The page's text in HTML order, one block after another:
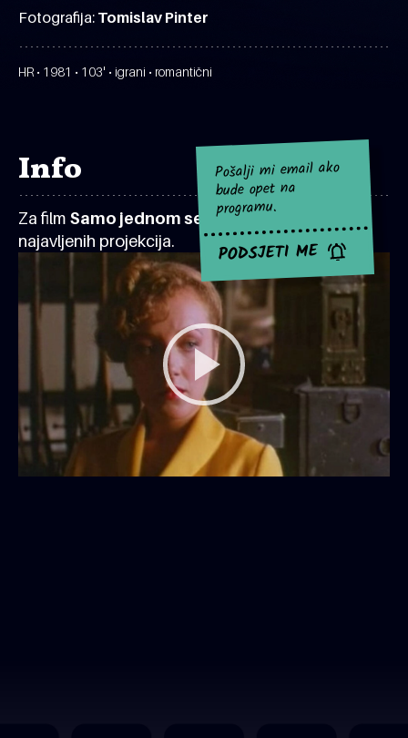
Fotografija: Tomislav Pinter
HR • 1981 • 103' • igrani • romantični
Info
Za film Samo jednom se ljubiza sad nema
najavljenih projekcija.
Pošalji mi email ako
bude opet na
programu.
PODSJETI ME